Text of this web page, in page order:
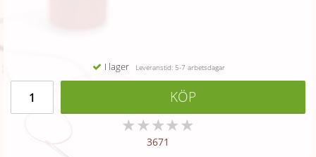
I lager Leveranstid: 5-7 arbetsdagar
KÖP
★★★★★
3671